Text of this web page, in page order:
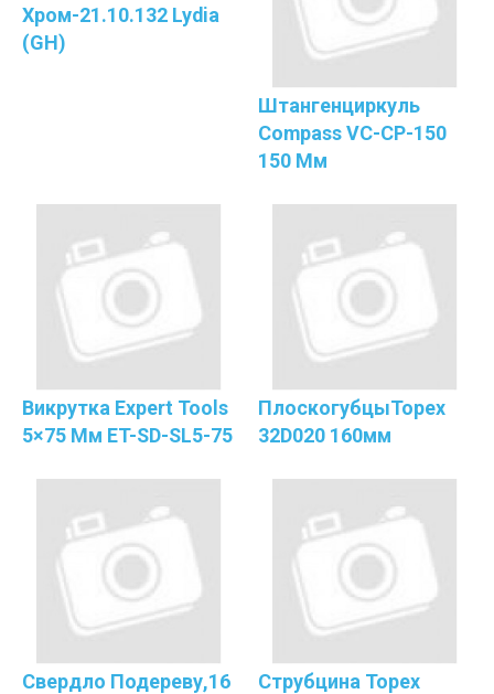
Хром-21.10.132 Lydia
(GH)
Штангенциркуль
Compass VC-CP-150
150 Мм
Викрутка Expert Tools
5×75 Мм ET-SD-SL5-75
ПлоскогубцыTopex
32D020 160мм
Свердло Подереву,16 Струбцина Topex